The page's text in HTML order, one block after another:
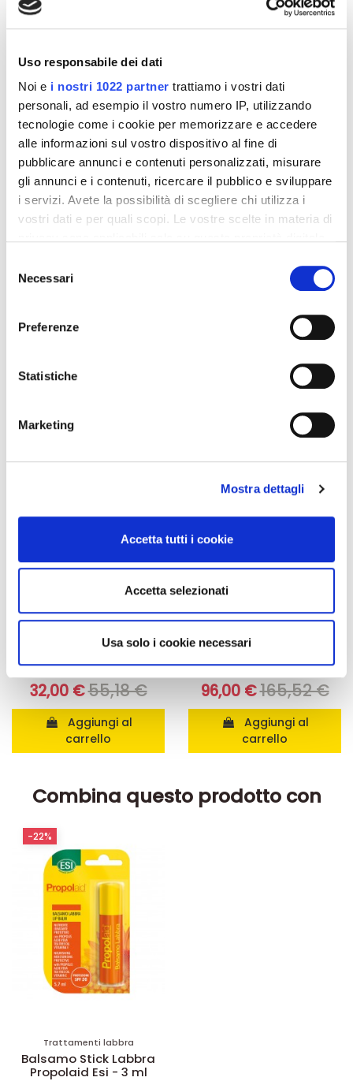
Uso responsabile dei dati
Noi e i nostri 1022 partner trattiamo i vostri dati
personali, ad esempio il vostro numero IP, utilizzando
tecnologie come i cookie per memorizzare e accedere
alle informazioni sul vostro dispositivo al fine di
pubblicare annunci e contenuti personalizzati, misurare
gli annunci e i contenuti, ricercare il pubblico e sviluppare
i servizi. Avete la possibilità di scegliere chi utilizza i
vostri dati e per quali scopi. Le vostre scelte in materia di
modificare o revocare il proprio consenso in qualsiasi
momento dalla Dichiarazione sui cookie o facendo clic
raccogliere informazioni sulla tua posizione
geografica, con un'approssimazione di qualche
Identificare il tuo dispositivo, scansionandolo
Approfondisci come vengono elaborati i tuoi dati personali
dalla Dichiarazione sui cookie.
Utilizziamo i cookie per personalizzare contenuti ed
analizzare il nostro traffico. Condividiamo inoltre
informazioni sul modo in cui utilizza il nostro sito con i
nostri partner che si occupano di analisi dei dati web,
pubblicità e social media, i quali potrebbero combinarle
con altre informazioni che ha fornito loro o che hanno
raccolto dal suo utilizzo dei loro servizi.
delNecessari
Preferenze
Statistiche
Marketing
Mostra dettagli
Accetta tutti i cookie
Accetta selezionati
Usa solo i cookie necessari
Altri prodotti che potrebbero
interessarti
Integratori per dimagrire
32,00 €
carrello
Integratori per dimagrire
55,18 €
Integratori per dimagrire
- 21 bustine
32,00 €55,18 €
carrello
-42%
Kit dimagranti - Diete rapide
Amin 21 K Cacao
96,00 €165,52 €
carrello
Combina questo prodotto con
Trattamenti labbra
Balsamo Stick Labbra
Propolaid Esi - 3 ml
-22%